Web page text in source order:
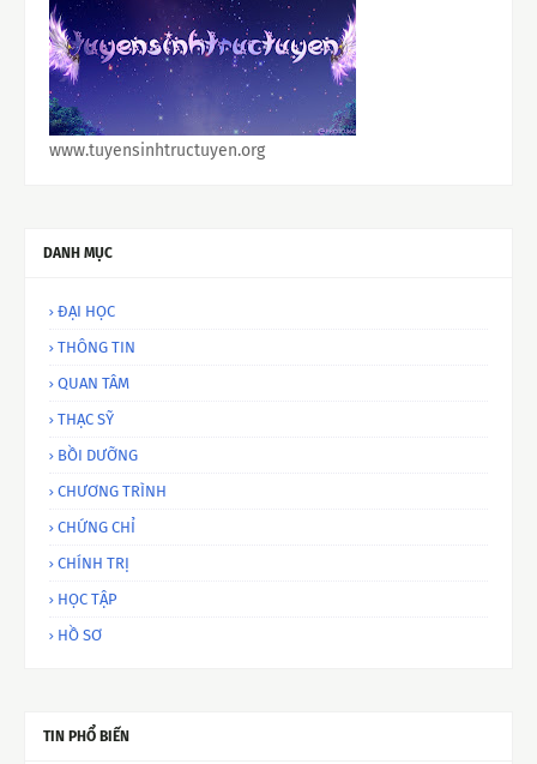
www.tuyensinhtructuyen.org
DANH MỤC
ĐẠI HỌC
THÔNG TIN
QUAN TÂM
THẠC SỸ
BỒI DƯỠNG
CHƯƠNG TRÌNH
CHỨNG CHỈ
CHÍNH TRỊ
HỌC TẬP
HỒ SƠ
TIN PHỔ BIẾN